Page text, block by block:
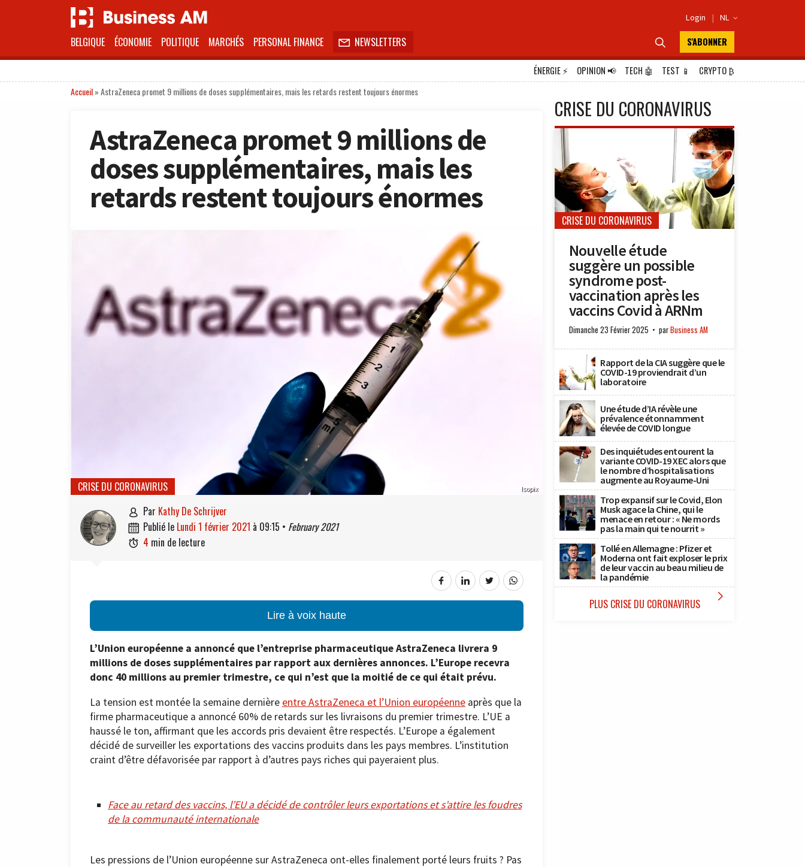
Login | NL 
BELGIQUE ÉCONOMIE POLITIQUE MARCHÉS PERSONAL FINANCE  NEWSLETTERS  S'ABONNER
ÉNERGIE⚡ OPINION📢 TECH 🤖 TEST 📱 CRYPTO₿
Accueil»AstraZeneca promet 9 millions de doses supplémentaires, mais les retards restent toujours énormes
AstraZeneca promet 9 millions de
doses supplémentaires, mais les
retards restent toujours énormes
Isopix
CRISE DU CORONAVIRUS
 par Kathy De Schrijver
 publié le lundi 1 février 2021 à 09:15 • February 2021
 4 min de lecture
Lire à voix haute
L’Union européenne a annoncé que l’entreprise pharmaceutique AstraZeneca livrera 9
millions de doses supplémentaires par rapport aux dernières annonces. L’Europe recevra
donc 40 millions au premier trimestre, ce qui n’est que la moitié de ce qui était prévu.
La tension est montée la semaine dernière entre AstraZeneca et l’Union européenne après que la
firme pharmaceutique a annoncé 60% de retards sur les livraisons du premier trimestre. L’UE a
haussé le ton, affirmant que les accords pris devaient être respectés. L’Europe a également
décidé de surveiller les exportations des vaccins produits dans les pays membres. L’institution
craint d’être défavorisée par rapport à d’autres pays riches qui payeraient plus.
Face au retard des vaccins, l’EU a décidé de contrôler leurs exportations et s’attire les foudres
de la communauté internationale
Les pressions de l’Union européenne sur AstraZeneca ont-elles finalement porté leurs fruits ? Pas
CRISE DU CORONAVIRUS
CRISE DU CORONAVIRUS
Nouvelle étude
suggère un possible
syndrome post-
vaccination après les
vaccins Covid à ARNm
Dimanche 23 Février 2025 parBusiness AM
Rapport de la CIA suggère que le
COVID-19 proviendrait d’un
laboratoire
Une étude d’IA révèle une
prévalence étonnamment
élevée de COVID longue
Des inquiétudes entourent la
variante COVID-19 XEC alors que
le nombre d’hospitalisations
augmente au Royaume-Uni
Trop expansif sur le Covid, Elon
Musk agace la Chine, qui le
menace en retour : « Ne mords
pas la main qui te nourrit »
Tollé en Allemagne : Pfizer et
Moderna ont fait exploser le prix
de leur vaccin au beau milieu de
la pandémie
PLUS CRISE DU CORONAVIRUS 